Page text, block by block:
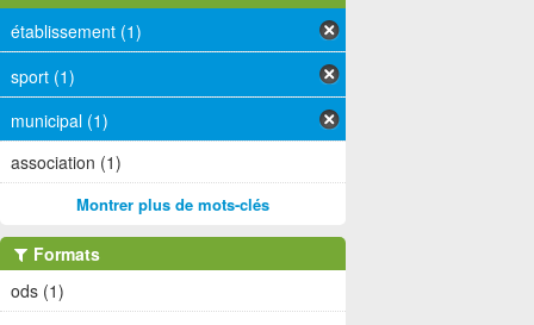
établissement (1)
sport (1)
municipal (1)
association (1)
Montrer plus de mots-clés
Formats
ods (1)